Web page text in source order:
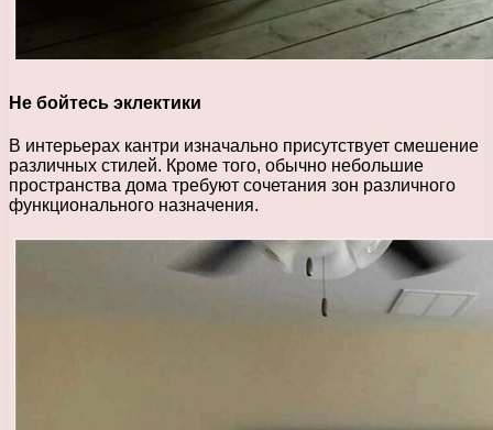
Не бойтесь эклектики
В интерьерах кантри изначально присутствует смешение
различных стилей. Кроме того, обычно небольшие
пространства дома требуют сочетания зон различного
функционального назначения.